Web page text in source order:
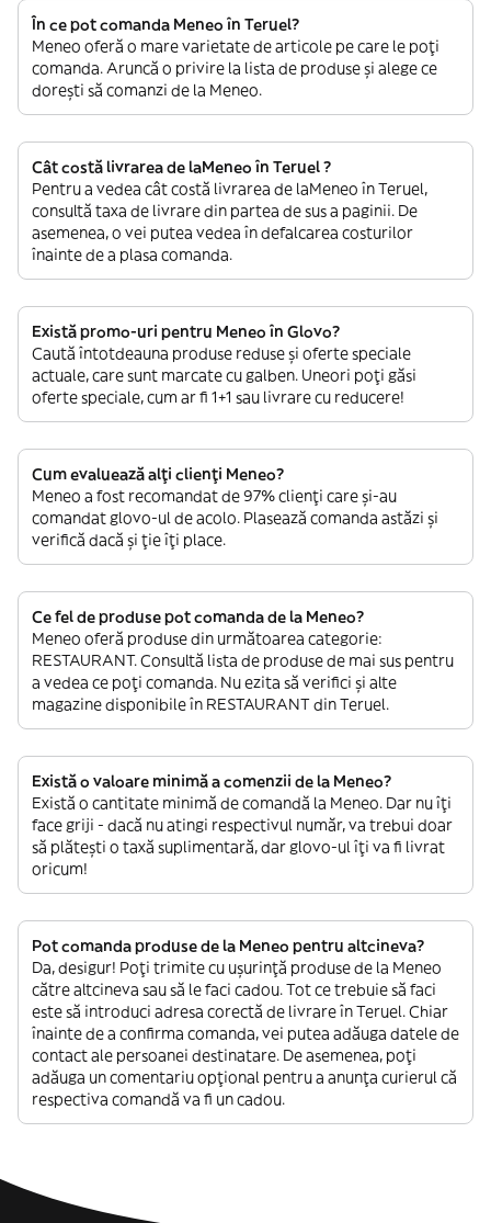
În ce pot comanda Meneo în Teruel?
Meneo oferă o mare varietate de articole pe care le poți
comanda. Aruncă o privire la lista de produse și alege ce
dorești să comanzi de la Meneo.
Cât costă livrarea de laMeneo în Teruel ?
Pentru a vedea cât costă livrarea de laMeneo în Teruel,
consultă taxa de livrare din partea de sus a paginii. De
asemenea, o vei putea vedea în defalcarea costurilor
înainte de a plasa comanda.
Există promo-uri pentru Meneo în Glovo?
Caută întotdeauna produse reduse și oferte speciale
actuale, care sunt marcate cu galben. Uneori poți găsi
oferte speciale, cum ar fi 1+1 sau livrare cu reducere!
Cum evaluează alți clienți Meneo?
Meneo a fost recomandat de 97% clienți care și-au
comandat glovo-ul de acolo. Plasează comanda astăzi și
verifică dacă și ție îți place.
Ce fel de produse pot comanda de la Meneo?
Meneo oferă produse din următoarea categorie:
RESTAURANT. Consultă lista de produse de mai sus pentru
a vedea ce poți comanda. Nu ezita să verifici și alte
magazine disponibile în RESTAURANT din Teruel.
Există o valoare minimă a comenzii de la Meneo?
Există o cantitate minimă de comandă la Meneo. Dar nu îți
face griji - dacă nu atingi respectivul număr, va trebui doar
să plătești o taxă suplimentară, dar glovo-ul îți va fi livrat
oricum!
Pot comanda produse de la Meneo pentru altcineva?
Da, desigur! Poți trimite cu ușurință produse de la Meneo
către altcineva sau să le faci cadou. Tot ce trebuie să faci
este să introduci adresa corectă de livrare în Teruel. Chiar
înainte de a confirma comanda, vei putea adăuga datele de
contact ale persoanei destinatare. De asemenea, poți
adăuga un comentariu opțional pentru a anunța curierul că
respectiva comandă va fi un cadou.